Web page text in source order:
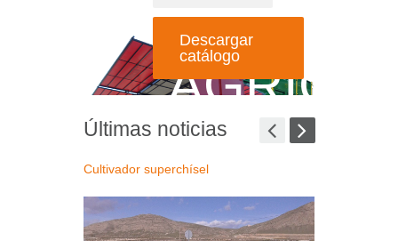
Descargar
catálogo
Últimas noticias
Cultivador superchísel